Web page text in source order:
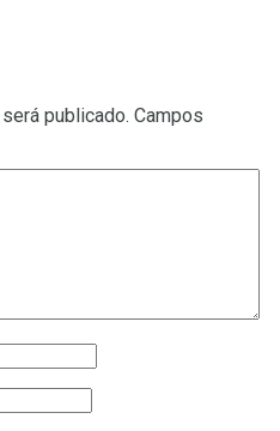
publicado. Campos